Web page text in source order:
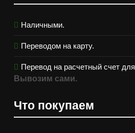
Наличными.
Переводом на карту.
Перевод на расчетный счет
Вывозим сами.
Что покупаем